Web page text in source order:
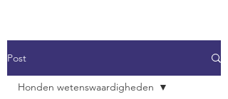
Post
Honden wetenswaardigheden